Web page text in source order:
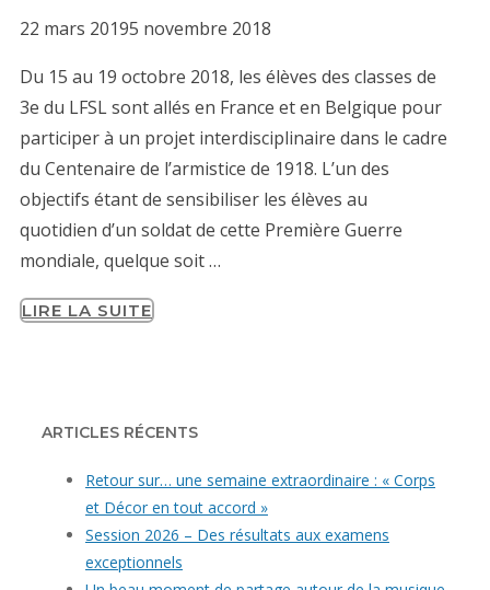
22 mars 20195 novembre 2018
Du 15 au 19 octobre 2018, les élèves des classes de
3e du LFSL sont allés en France et en Belgique pour
participer à un projet interdisciplinaire dans le cadre
du Centenaire de l’armistice de 1918. L’un des
objectifs étant de sensibiliser les élèves au
quotidien d’un soldat de cette Première Guerre
mondiale, quelque soit …
LIRE LA SUITE
ARTICLES RÉCENTS
Retour sur… une semaine extraordinaire : « Corps
et Décor en tout accord »
Session 2026 – Des résultats aux examens
exceptionnels